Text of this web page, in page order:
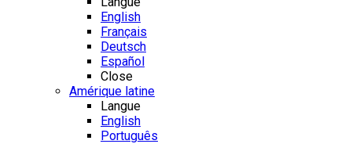
English
Français
Deutsch
Español
Close
Amérique latine
Langue
English
Português